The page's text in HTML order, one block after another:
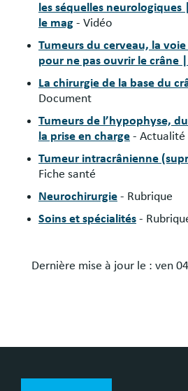
les séquelles neurologiques
le mag - Vidéo
Tumeurs du cerveau, la
pour ne pas ouvrir le crâne
La chirurgie de la base du
Document
Tumeurs de l’hypophyse,
la prise en charge - Actualité
Tumeur intracrânienne
Fiche santé
Neurochirurgie - Rubrique
Soins et spécialités -
Dernière mise à jour le : ven